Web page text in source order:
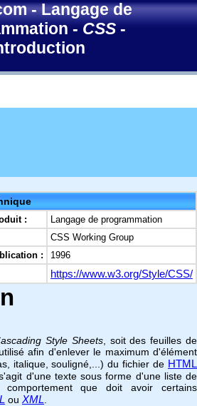
-Langage de
- CSS -
:
Langage de programmation
CSS Working Group
:
1996
https://www.w3.org/Style/CSS/
Style Sheets, soit des feuilles de
afin d'enlever le maximum d'élément
italique, souligné,...) du fichier de HTML
d'une texte sous forme d'une liste de
comportement que doit avoir certains
ou XML